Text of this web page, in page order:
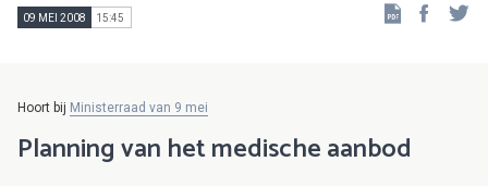
09 MEI 2008 15:45
Hoort bij Ministerraad van 9 mei
Planning van het medische aanbod